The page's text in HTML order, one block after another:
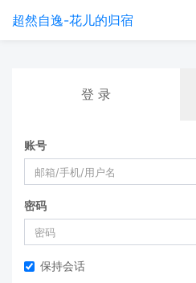
超然自逸-花儿的归宿
登 录
账号
密码
保持会话